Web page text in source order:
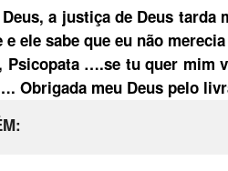
a justiça de Deus
e ele sabe que eu não
Psicopata ….se tu quer mim
Obrigada meu Deus pelo